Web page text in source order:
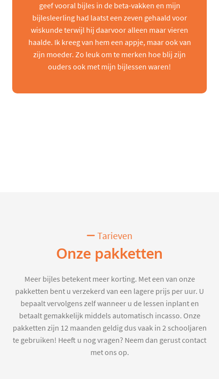
geef vooral bijles in de beta-vakken en mijn
bijlesleerling had laatst een zeven gehaald voor
wiskunde terwijl hij daarvoor alleen maar vieren
haalde. Ik kreeg van hem een appje, maar ook van
zijn moeder. Zo leuk om te merken hoe blij zijn
ouders ook met mijn bijlessen waren!
Tarieven
Onze pakketten
Meer bijles betekent meer korting. Met een van onze
pakketten bent u verzekerd van een lagere prijs per uur. U
bepaalt vervolgens zelf wanneer u de lessen inplant en
betaalt gemakkelijk middels automatisch incasso. Onze
pakketten zijn 12 maanden geldig dus vaak in 2 schooljaren
te gebruiken! Heeft u nog vragen? Neem dan gerust contact
met ons op.